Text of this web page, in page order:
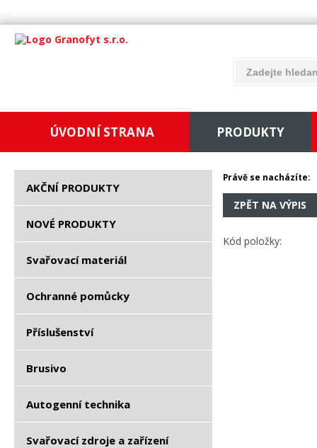
ÚVODNÍ STRANA PRODUKTY
AKČNÍ PRODUKTY
NOVÉ PRODUKTY
Svařovací materiál
Ochranné pomůcky
Příslušenství
Brusivo
Autogenní technika
Svařovací zdroje a zařízení
Právě se nacházíte:
ZPĚT NA VÝPIS
Kód položky: